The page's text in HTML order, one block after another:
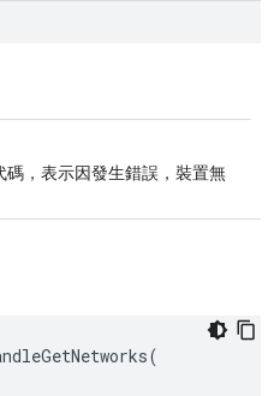
碼，表示因發生錯誤，裝置無